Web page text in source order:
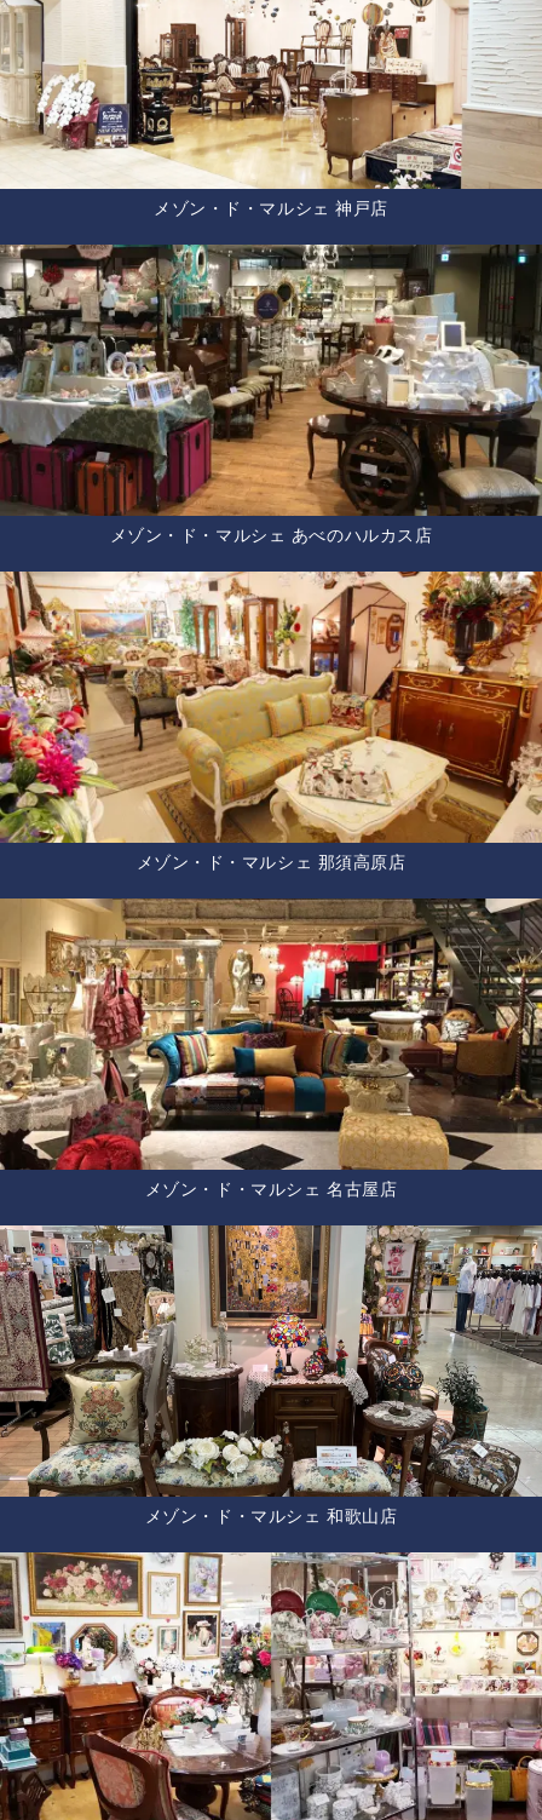
メゾン・ド・マルシェ 神戸店
メゾン・ド・マルシェ あべのハルカス店
メゾン・ド・マルシェ 那須高原店
メゾン・ド・マルシェ 名古屋店
メゾン・ド・マルシェ 和歌山店